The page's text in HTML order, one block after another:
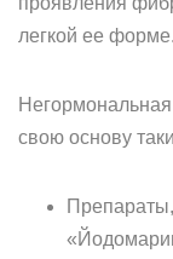
легкой ее форме.
свою основу